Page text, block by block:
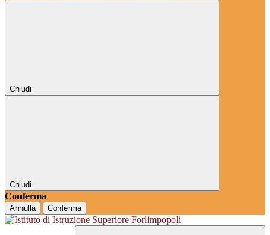
Chiudi
Chiudi
Conferma
Annulla Conferma